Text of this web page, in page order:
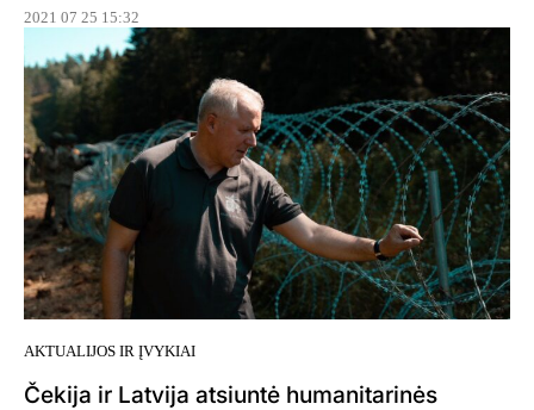
2021 07 25 15:32
AKTUALIJOS IR ĮVYKIAI
Čekija ir Latvija atsiuntė humanitarinės